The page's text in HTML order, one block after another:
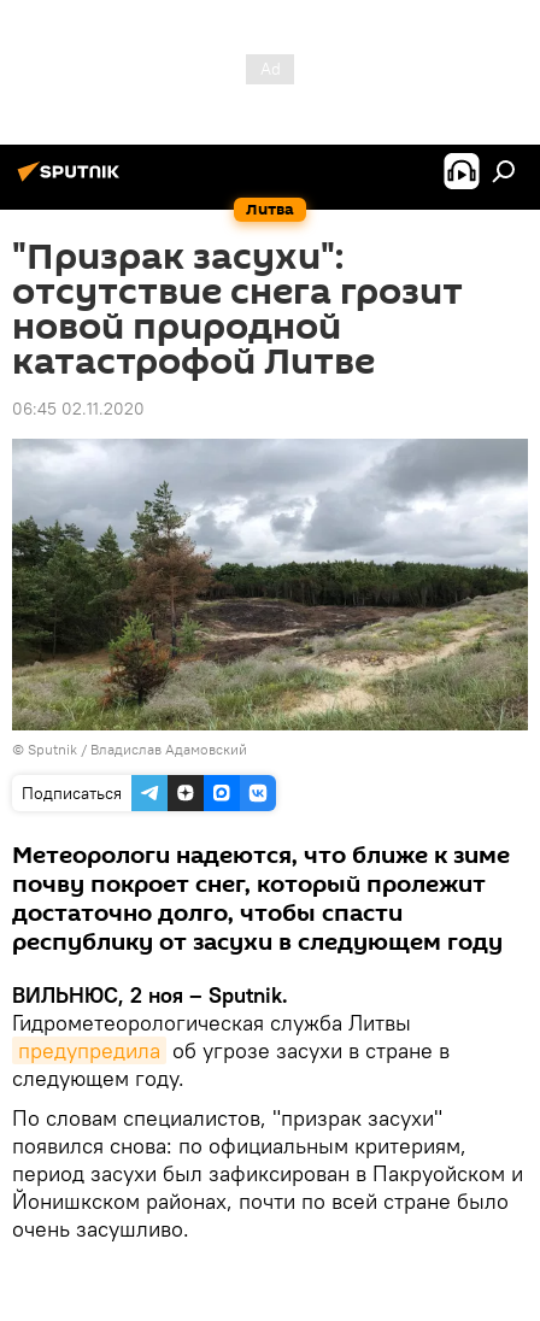
Литва
"Призрак засухи":
отсутствие снега грозит
новой природной
катастрофой Литве
06:45 02.11.2020
© Sputnik / Владислав Адамовский
Подписаться
Метеорологи надеются, что ближе к зиме
почву покроет снег, который пролежит
достаточно долго, чтобы спасти
республику от засухи в следующем году
ВИЛЬНЮС, 2 ноя – Sputnik.
Гидрометеорологическая служба Литвы
предупредила об угрозе засухи в стране в
следующем году.
По словам специалистов, "призрак засухи"
появился снова: по официальным критериям,
период засухи был зафиксирован в Пакруойском и
Йонишкском районах, почти по всей стране было
очень засушливо.